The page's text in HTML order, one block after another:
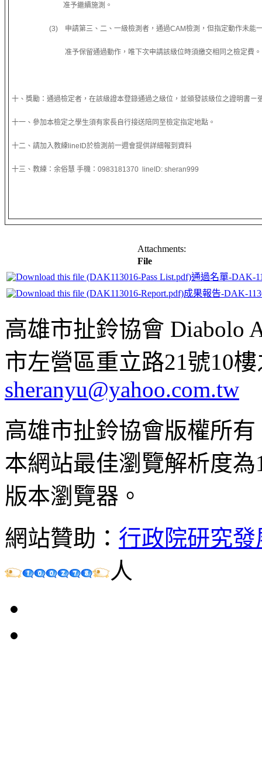
准予繼續施測。
(3) 申請第三、二、一級檢測者，通過CAM檢測，但指定動作未能
准予保留通過動作，唯下次申請該級位時須繳交相同之檢定費。
十、獎勵：通過檢定者，在該級證本登錄通過之級位，並頒發該級位之證明書ㄧ
十一、參加本檢定之學生須有家長自行接送陪同至檢定指定地點。
十二、請加入教練lineID於檢測前一週會提供詳細報到資料
十三、教練：余俗慧 手機：0983181370 lineID: sheran999
Attachments:
File
通過名單-DAK-
成果報告-DAK-
高雄市扯鈴協會 Diabolo
市左營區重立路21號10
sheranyu@yahoo.com.tw
高雄市扯鈴協會版權所
本網站最佳瀏覽解析度
版本瀏覽器。
網站贊助： 行政院研究
人